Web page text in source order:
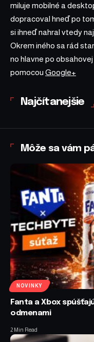
miluje mobilné a
dopracoval hneď po
si ihneď nahral vtedy
Okrem iného sa rád
no hlavne po
pomocou Google+
Najčítanejšie
Môže sa vám
NOVINKY
Fanta a Xbox
odmenami
2 Min Read